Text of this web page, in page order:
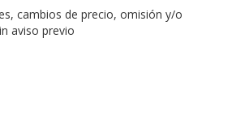
cambios de precio, omisión y/o
aviso previo